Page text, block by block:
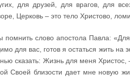
для друзей, для врагов, для
Церковь – это тело Христово,
слово апостола Павла:
для вас, готов я остаться жить
сказать: Жизнь для меня
Своей близости дает мне новую